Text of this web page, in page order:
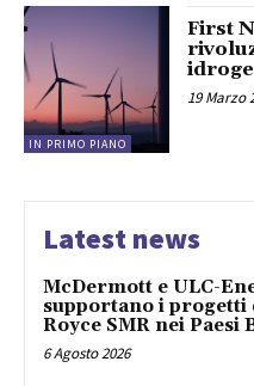
IN PRIMO PIANO
First
19 Marzo
Latest news
McDermott e ULC-
supportano i progetti
Royce SMR nei Paesi
6 Agosto 2026